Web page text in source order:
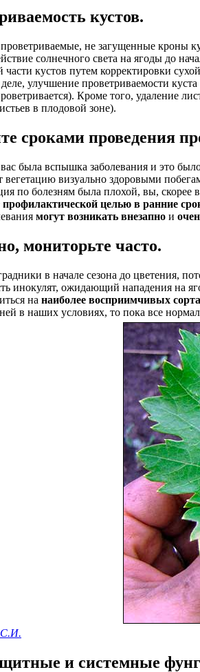
кустов.
не загущенные кроны
солнечного света на ягоды до
части кустов путем корректировки
улучшение проветриваемости
Кроме того, удаление
в плодовой зоне).
сроками проведения
была вспышка заболевания и это
визуально здоровыми
по болезням была плохой, вы, скорее
профилактической целью в ранние
могут возникать внезапно и
мониторьте часто.
в начале сезона до цветения,
инокулят, ожидающий нападения на
на наиболее восприимчивых
в наших условиях, то пока все
С.И.
и системные